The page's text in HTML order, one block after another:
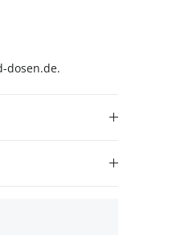
dosen.de.